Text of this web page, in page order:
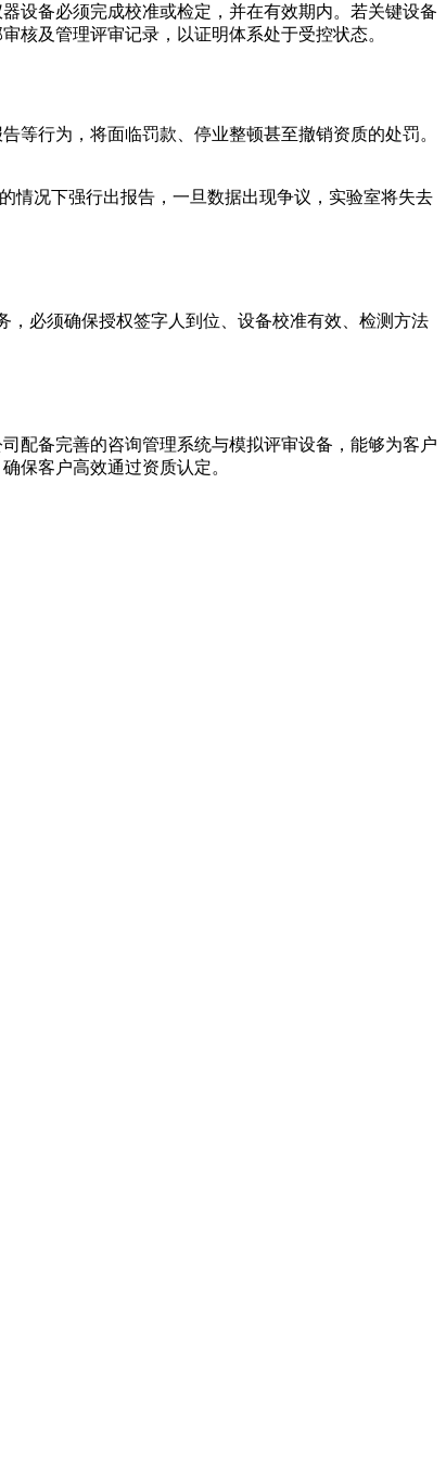
设备必须完成校准或检定，并在有效期内。若关键设备
核及管理评审记录，以证明体系处于受控状态。
等行为，将面临罚款、停业整顿甚至撤销资质的处罚。
情况下强行出报告，一旦数据出现争议，实验室将失去
必须确保授权签字人到位、设备校准有效、检测方法
配备完善的咨询管理系统与模拟评审设备，能够为客户
保客户高效通过资质认定。